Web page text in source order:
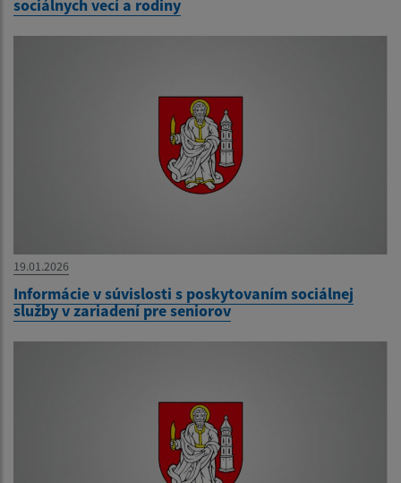
sociálnych vecí a rodiny
19.01.2026
Informácie v súvislosti s poskytovaním sociálnej
služby v zariadení pre seniorov